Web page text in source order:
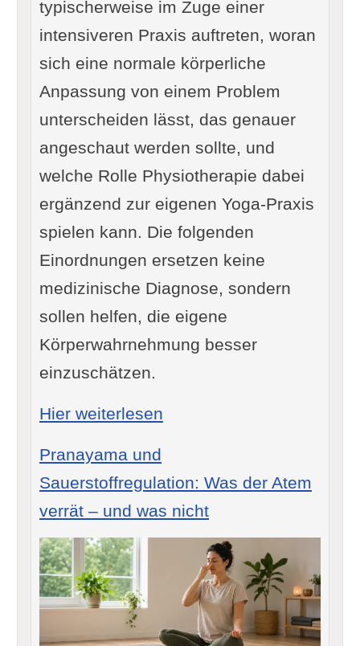
typischerweise im Zuge einer
intensiveren Praxis auftreten, woran
sich eine normale körperliche
Anpassung von einem Problem
unterscheiden lässt, das genauer
angeschaut werden sollte, und
welche Rolle Physiotherapie dabei
ergänzend zur eigenen Yoga-Praxis
spielen kann. Die folgenden
Einordnungen ersetzen keine
medizinische Diagnose, sondern
sollen helfen, die eigene
Körperwahrnehmung besser
einzuschätzen.
Hier weiterlesen
Pranayama und
Sauerstoffregulation: Was der Atem
verrät – und was nicht